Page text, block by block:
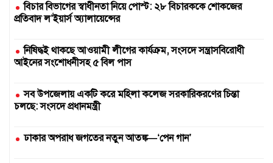
বিচার বিভাগের স্বাধীনতা নিয়ে পোস্ট: ২৮ বিচারককে শোকজের
প্রতিবাদ ল’ইয়ার্স অ্যালায়েন্সের
নিষিদ্ধই থাকছে আওয়ামী লীগের কার্যক্রম, সংসদে সন্ত্রাসবিরোধী
আইনের সংশোধনীসহ ৫ বিল পাস
সব উপজেলায় একটি করে মহিলা কলেজ সরকারিকরণের চিন্তা
চলছে: সংসদে প্রধানমন্ত্রী
ঢাকার অপরাধ জগতের নতুন আতঙ্ক—‘পেন গান’